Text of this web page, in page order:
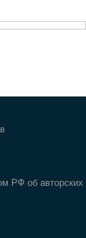
РФ об авторских